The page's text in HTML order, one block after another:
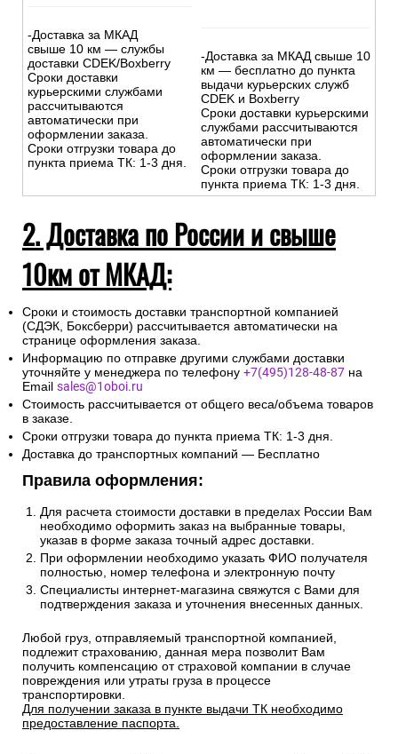
-Доставка за МКАД
свыше 10 км — службы
доставки CDEK/Boxberry
Сроки доставки
курьерскими службами
рассчитываются
автоматически при
оформлении заказа.
Сроки отгрузки товара до
пункта приема ТК: 1-3 дня.
-Доставка за МКАД свыше 10
км — бесплатно до пункта
выдачи курьерских служб
CDEK и Boxberry
Сроки доставки курьерскими
службами рассчитываются
автоматически при
оформлении заказа.
Сроки отгрузки товара до
пункта приема ТК: 1-3 дня.
2. Доставка по России и свыше
10км от МКАД:
Сроки и стоимость доставки транспортной компанией
(СДЭК, Боксберри) рассчитывается автоматически на
странице оформления заказа.
Информацию по отправке другими службами доставки
уточняйте у менеджера по телефону +7(495)128-48-87 на
Email sales@1oboi.ru
Стоимость рассчитывается от общего веса/объема товаров
в заказе.
Сроки отгрузки товара до пункта приема ТК: 1-3 дня.
Доставка до транспортных компаний — Бесплатно
Правила оформления:
Для расчета стоимости доставки в пределах России Вам
необходимо оформить заказ на выбранные товары,
указав в форме заказа точный адрес доставки.
При оформлении необходимо указать ФИО получателя
полностью, номер телефона и электронную почту
Специалисты интернет-магазина свяжутся с Вами для
подтверждения заказа и уточнения внесенных данных.
Любой груз, отправляемый транспортной компанией,
подлежит страхованию, данная мера позволит Вам
получить компенсацию от страховой компании в случае
повреждения или утраты груза в процессе
транспортировки.
Для получении заказа в пункте выдачи ТК необходимо
предоставление паспорта.